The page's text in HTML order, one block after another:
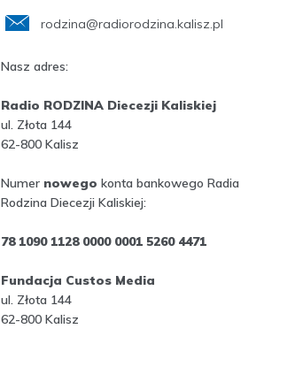
rodzina@radiorodzina.kalisz.pl
Nasz adres:
Radio RODZINA Diecezji Kaliskiej
ul. Złota 144
62-800 Kalisz
Numer nowego konta bankowego Radia
Rodzina Diecezji Kaliskiej:
78 1090 1128 0000 0001 5260 4471
Fundacja Custos Media
ul. Złota 144
62-800 Kalisz